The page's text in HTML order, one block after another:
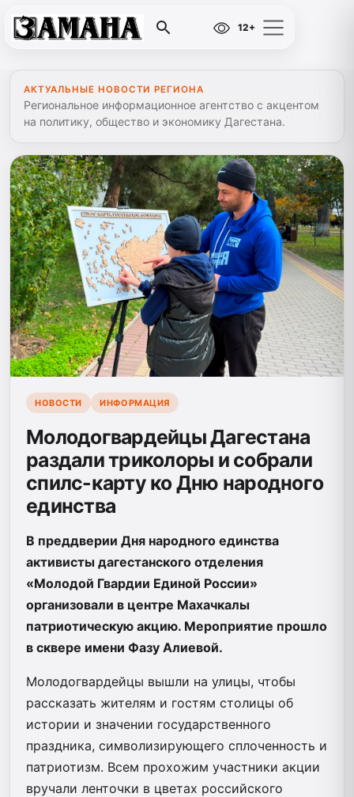
12+
АКТУАЛЬНЫЕ НОВОСТИ РЕГИОНА
Региональное информационное агентство с акцентом
на политику, общество и экономику Дагестана.
НОВОСТИ ИНФОРМАЦИЯ
Молодогвардейцы Дагестана
раздали триколоры и собрали
спилс-карту ко Дню народного
единства
В преддверии Дня народного единства
активисты дагестанского отделения
«Молодой Гвардии Единой России»
организовали в центре Махачкалы
патриотическую акцию. Мероприятие прошло
в сквере имени Фазу Алиевой.
Молодогвардейцы вышли на улицы, чтобы
рассказать жителям и гостям столицы об
истории и значении государственного
праздника, символизирующего сплоченность и
патриотизм. Всем прохожим участники акции
вручали ленточки в цветах российского